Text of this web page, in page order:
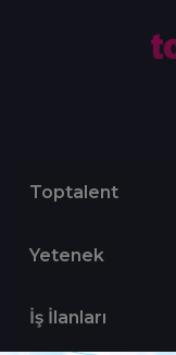
Toptalent
Yetenek
İş İlanları